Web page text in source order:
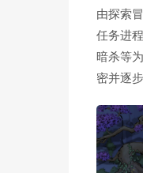
由探索
任务进
暗杀等
密并逐